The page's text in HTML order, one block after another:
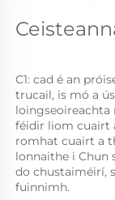
C1: cad é an
trucail, is mó a
loingseoireachta
féidir liom cuairt
romhat cuairt a
lonnaithe i Chun
do chustaiméirí,
fuinnimh.